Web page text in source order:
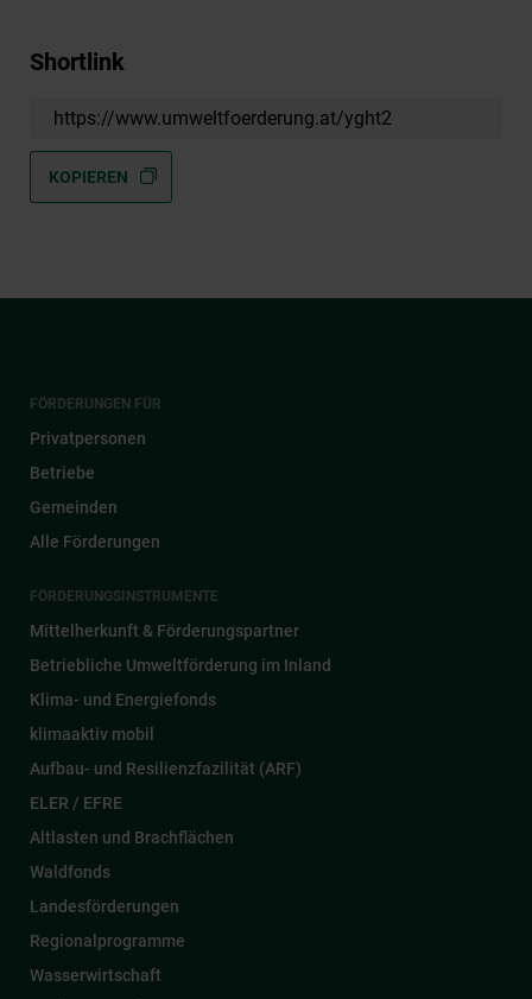
Shortlink
https://www.umweltfoerderung.at/yght2
KOPIEREN
FÖRDERUNGEN FÜR
Privatpersonen
Betriebe
Gemeinden
Alle Förderungen
FÖRDERUNGSINSTRUMENTE
Mittelherkunft & Förderungspartner
Betriebliche Umweltförderung im Inland
Klima- und Energiefonds
klimaaktiv mobil
Aufbau- und Resilienzfazilität (ARF)
ELER / EFRE
Altlasten und Brachflächen
Waldfonds
Landesförderungen
Regionalprogramme
Wasserwirtschaft